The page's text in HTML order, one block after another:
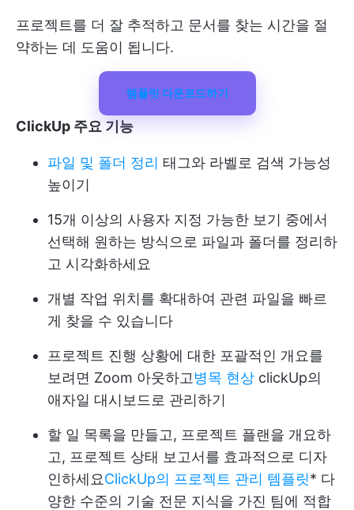
프로젝트를 더 잘 추적하고 문서를 찾는 시간을 절
약하는 데 도움이 됩니다.
템플릿 다운로드하기
ClickUp 주요 기능
파일 및 폴더 정리 태그와 라벨로 검색 가능성
높이기
15개 이상의 사용자 지정 가능한 보기 중에서
선택해 원하는 방식으로 파일과 폴더를 정리하
고 시각화하세요
개별 작업 위치를 확대하여 관련 파일을 빠르
게 찾을 수 있습니다
프로젝트 진행 상황에 대한 포괄적인 개요를
보려면 Zoom 아웃하고 병목 현상 clickUp의
애자일 대시보드로 관리하기
할 일 목록을 만들고, 프로젝트 플랜을 개요하
고, 프로젝트 상태 보고서를 효과적으로 디자
인하세요ClickUp의 프로젝트 관리 템플릿* 다
양한 수준의 기술 전문 지식을 가진 팀에 적합